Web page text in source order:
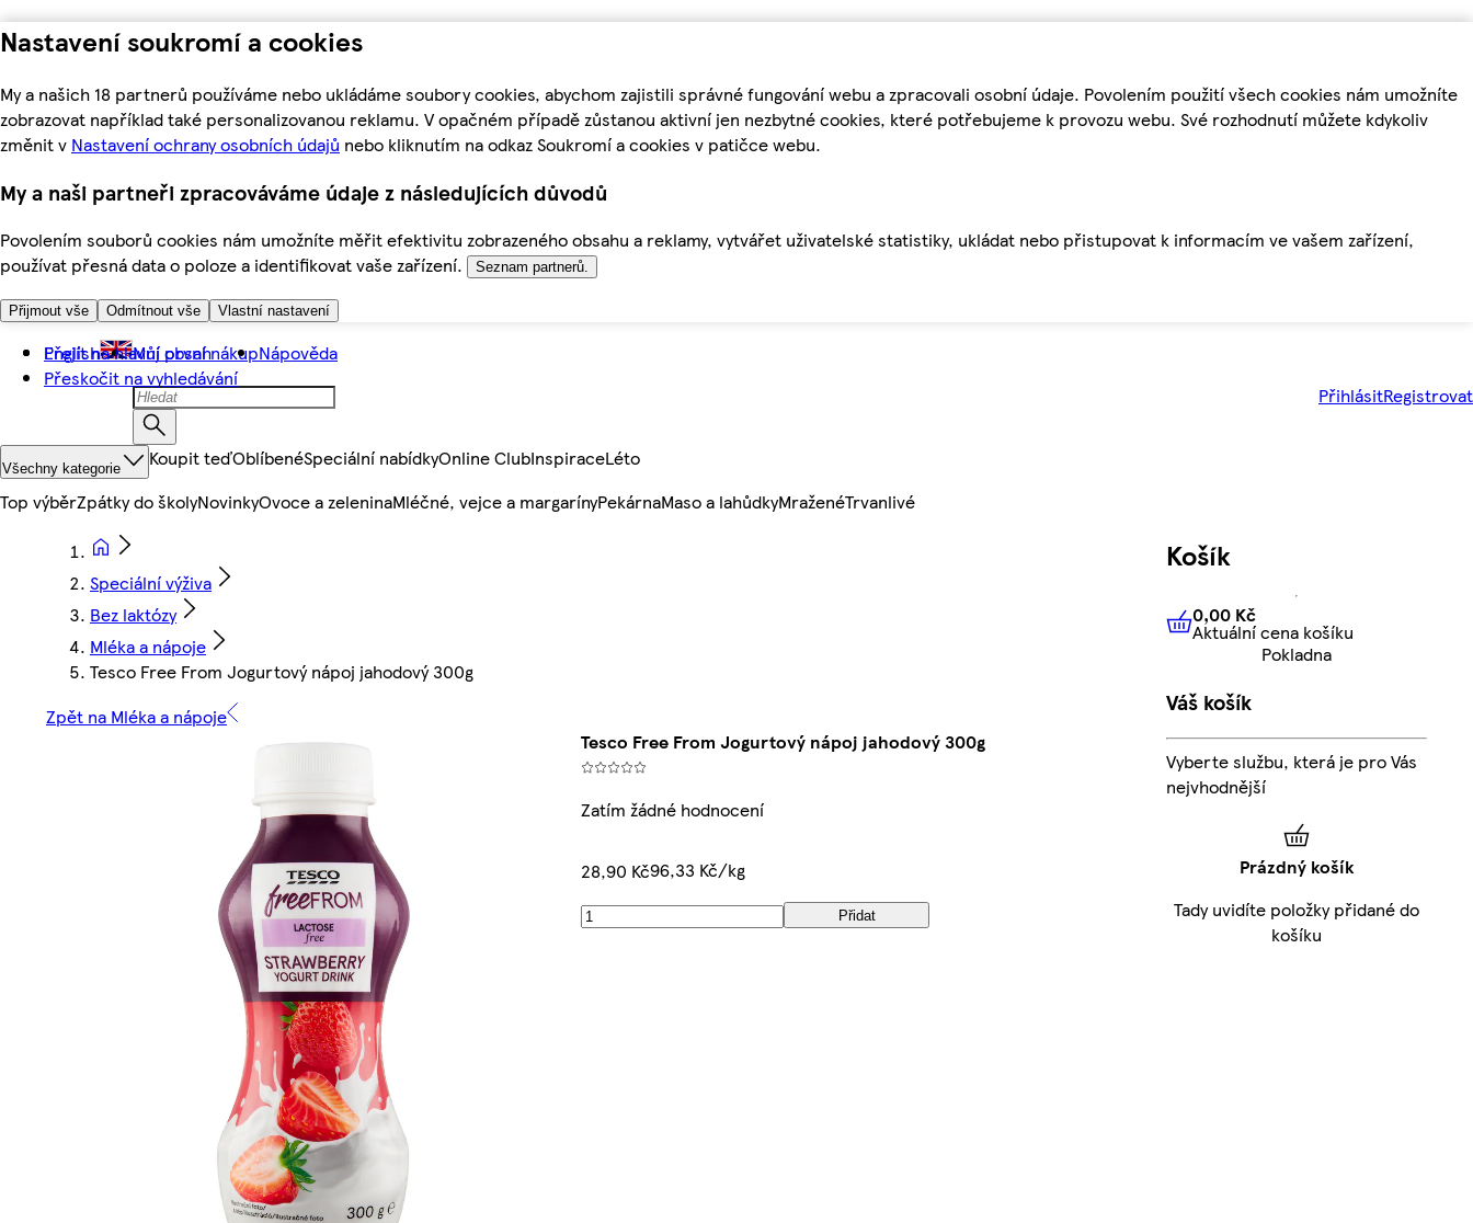
Nastavení soukromí a cookies
My a našich 18 partnerů používáme nebo ukládáme soubory cookies, abychom zajistili správné fungování webu a zpracovali osobní údaje. Povolením použití všech cookies nám umožníte
zobrazovat například také personalizovanou reklamu. V opačném případě zůstanou aktivní jen nezbytné cookies, které potřebujeme k provozu webu. Své rozhodnutí můžete kdykoliv
změnit v Nastavení ochrany osobních údajů nebo kliknutím na odkaz Soukromí a cookies v patičce webu.
My a naši partneři zpracováváme údaje z následujících důvodů
Povolením souborů cookies nám umožníte měřit efektivitu zobrazeného obsahu a reklamy, vytvářet uživatelské statistiky, ukládat nebo přistupovat k informacím ve vašem zařízení,
používat přesná data o poloze a identifikovat vaše zařízení.
Seznam partnerů.
Přijmout vše Odmítnout vše Vlastní nastavení
Přejít na hlavní obsah
Přeskočit na vyhledávání
English Můj první nákupNápověda
PřihlásitRegistrovat
Všechny kategorie Koupit teďOblíbenéSpeciální nabídkyOnline ClubInspiraceLéto
Top výběrZpátky do školyNovinkyOvoce a zeleninaMléčné, vejce a margarínyPekárnaMaso a lahůdkyMraženéTrvanlivé
Speciální výživa
Bez laktózy
Mléka a nápoje
Tesco Free From Jogurtový nápoj jahodový 300g
Zpět na Mléka a nápoje
Tesco Free From Jogurtový nápoj jahodový 300g
Zatím žádné hodnocení
28,90 Kč96,33 Kč/kg
Přidat
Košík
0,00 KčAktuální cena košíku
0,00 Kč
Aktuální cena košíku
Pokladna
Váš košík
Vyberte službu, která je pro Vás
nejvhodnější
Prázdný košík
Tady uvidíte položky přidané do
košíku